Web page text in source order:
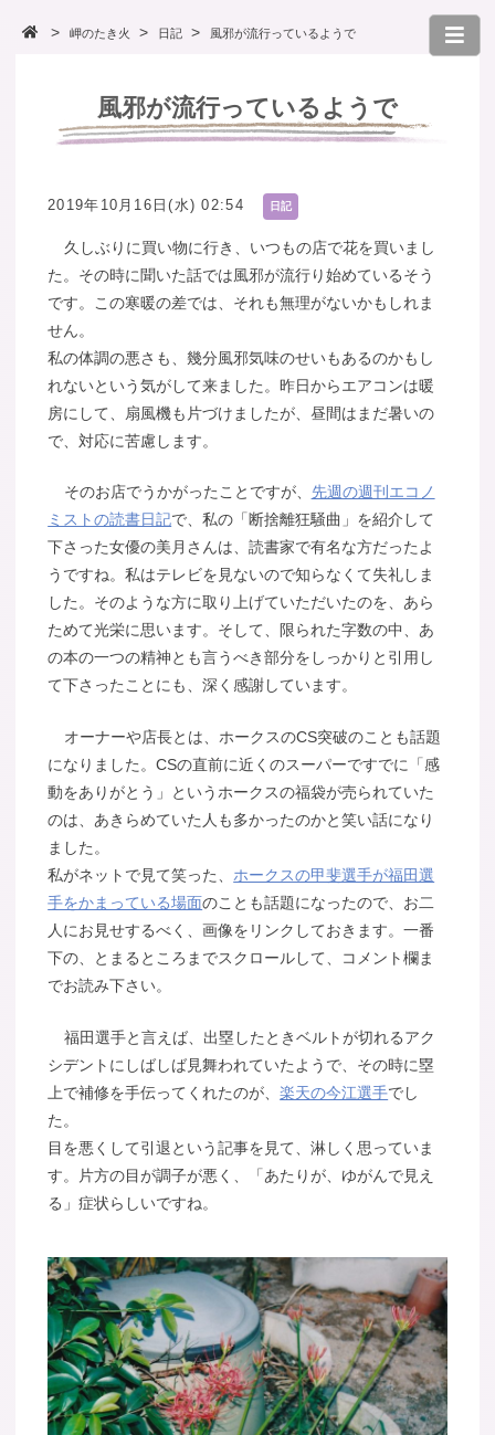
岬のたき火 日記 風邪が流行っているようで
風邪が流行っているようで
2019年10月16日(水) 02:54 日記
久しぶりに買い物に行き、いつもの店で花を買いまし
た。その時に聞いた話では風邪が流行り始めているそう
です。この寒暖の差では、それも無理がないかもしれま
せん。
私の体調の悪さも、幾分風邪気味のせいもあるのかもし
れないという気がして来ました。昨日からエアコンは暖
房にして、扇風機も片づけましたが、昼間はまだ暑いの
で、対応に苦慮します。
そのお店でうかがったことですが、 先週の週刊エコノ
ミストの読書日記で、私の「断捨離狂騒曲」を紹介して
下さった女優の美月さんは、読書家で有名な方だったよ
うですね。私はテレビを見ないので知らなくて失礼しま
した。そのような方に取り上げていただいたのを、あら
ためて光栄に思います。そして、限られた字数の中、あ
の本の一つの精神とも言うべき部分をしっかりと引用し
て下さったことにも、深く感謝しています。
オーナーや店長とは、ホークスのCS突破のことも話題
になりました。CSの直前に近くのスーパーですでに「感
動をありがとう」というホークスの福袋が売られていた
のは、あきらめていた人も多かったのかと笑い話になり
ました。
私がネットで見て笑った、 ホークスの甲斐選手が福田選
手をかまっている場面のことも話題になったので、お二
人にお見せするべく、画像をリンクしておきます。一番
下の、とまるところまでスクロールして、コメント欄ま
でお読み下さい。
福田選手と言えば、出塁したときベルトが切れるアク
シデントにしばしば見舞われていたようで、その時に塁
上で補修を手伝ってくれたのが、楽天の今江選手でし
た。
目を悪くして引退という記事を見て、淋しく思っていま
す。片方の目が調子が悪く、「あたりが、ゆがんで見え
る」症状らしいですね。